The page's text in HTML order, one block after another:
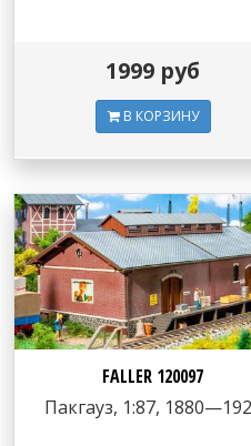
1999 руб
В КОРЗИНУ
FALLER 120097
Пакгауз, 1:87,